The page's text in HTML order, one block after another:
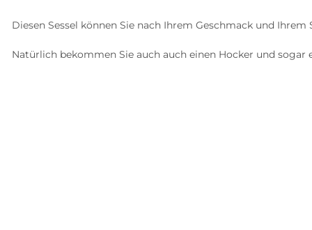
Diesen Sessel können Sie nach Ihrem Geschmack und
Natürlich bekommen Sie auch auch einen Hocker und sogar